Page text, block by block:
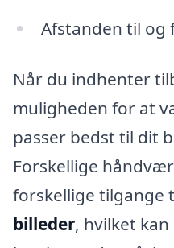
Afstanden til og
Når du indhenter
muligheden for at
passer bedst til dit
Forskellige
forskellige tilgange
billeder, hvilket